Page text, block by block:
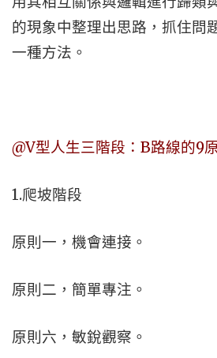
的現象中整理出思路，抓住問
一種方法。
@V型人生三階段：B路線的9
1.爬坡階段
原則一，機會連接。
原則二，簡單專注。
原則六，敏銳觀察。